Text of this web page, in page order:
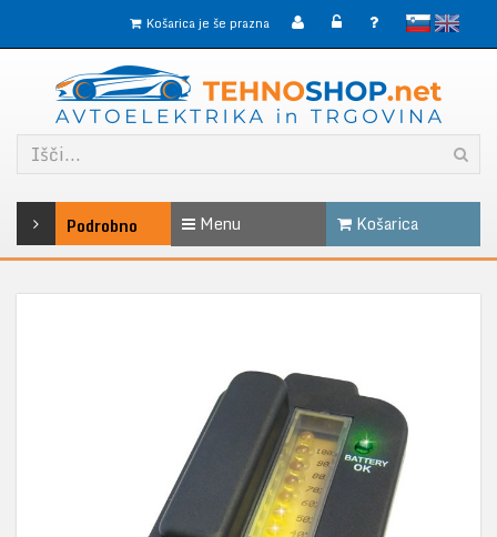
slovenskoEnglish
Košarica je še prazna
Podrobno Menu Košarica